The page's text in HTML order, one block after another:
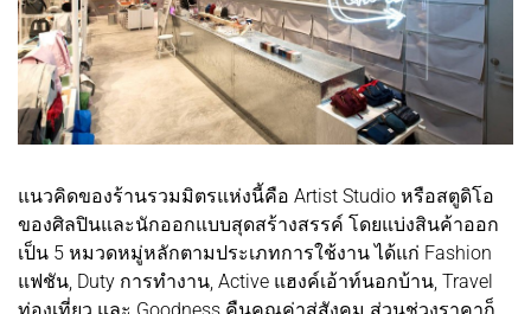
แนวคิดของร้านรวมมิตรแห่งนี้คือ Artist Studio หรือสตูดิโอ
ของศิลปินและนักออกแบบสุดสร้างสรรค์ โดยแบ่งสินค้าออก
เป็น 5 หมวดหมู่หลักตามประเภทการใช้งาน ได้แก่ Fashion
แฟชัน, Duty การทำงาน, Active แฮงค์เอ้าท์นอกบ้าน, Travel